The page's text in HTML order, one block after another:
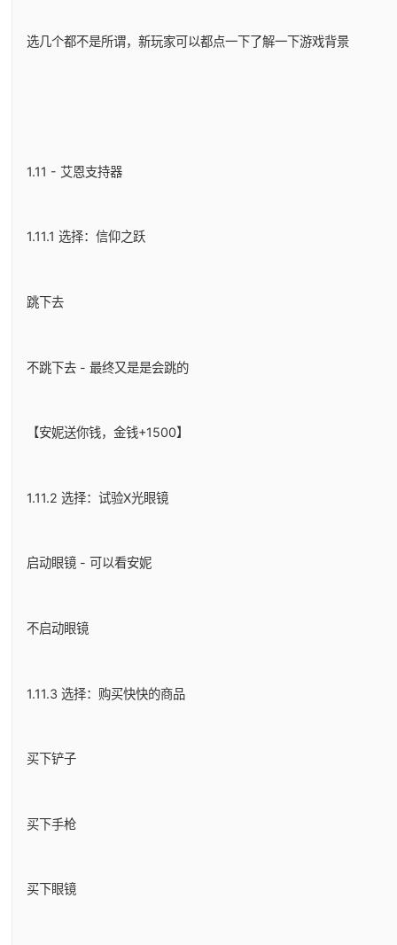
选几个都不是所谓，新玩家可以都点一下了解一下游戏背景
1.11 - 艾恩支持器
1.11.1 选择：信仰之跃
跳下去
不跳下去 - 最终又是是会跳的
【安妮送你钱，金钱+1500】
1.11.2 选择：试验X光眼镜
启动眼镜 - 可以看安妮
不启动眼镜
1.11.3 选择：购买快快的商品
买下铲子
买下手枪
买下眼镜